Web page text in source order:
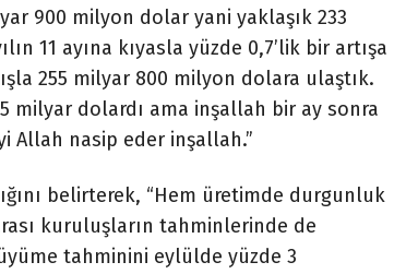
900 milyon dolar yani yaklaşık 233
11 ayına kıyasla yüzde 0,7’lik bir artışa
255 milyar 800 milyon dolara ulaştık.
milyar dolardı ama inşallah bir ay sonra
Allah nasip eder inşallah.”
belirterek, “Hem üretimde durgunluk
kuruluşların tahminlerinde de
tahminini eylülde yüzde 3